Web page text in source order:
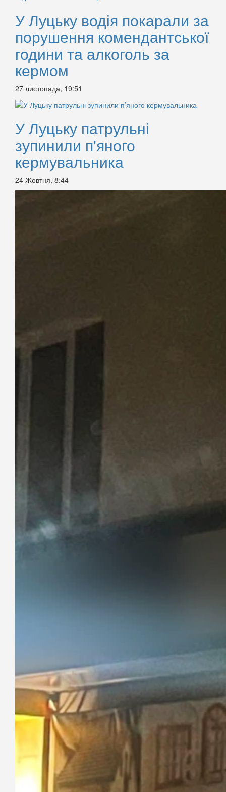
У Луцьку водія покарали за
порушення комендантської
години та алкоголь за
кермом
27 листопада, 19:51
У Луцьку патрульні
зупинили п'яного
кермувальника
24 Жовтня, 8:44